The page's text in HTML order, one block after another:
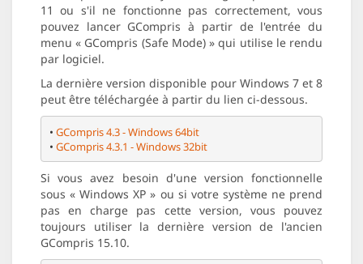
11 ou s'il ne fonctionne pas correctement, vous
pouvez lancer GCompris à partir de l'entrée du
menu « GCompris (Safe Mode) » qui utilise le rendu
par logiciel.
La dernière version disponible pour Windows 7 et 8
peut être téléchargée à partir du lien ci-dessous.
• GCompris 4.3 - Windows 64bit
• GCompris 4.3.1 - Windows 32bit
Si vous avez besoin d'une version fonctionnelle
sous « Windows XP » ou si votre système ne prend
pas en charge pas cette version, vous pouvez
toujours utiliser la dernière version de l'ancien
GCompris 15.10.